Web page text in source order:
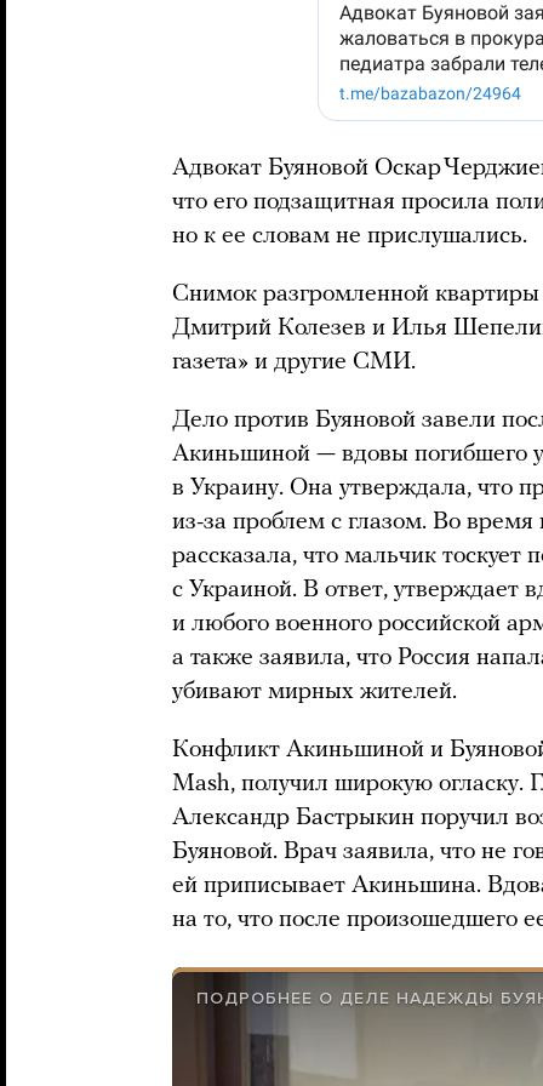
Адвокат Буяновой Оскар
что его подзащитная просила
но к ее словам не прислушались.
Снимок разгромленной
Дмитрий Колезев и Илья
газета» и другие СМИ.
Дело против Буяновой завели
Акиньшиной — вдовы погибшего
в Украину. Она утверждала, что
из-за проблем с глазом. Во
рассказала, что мальчик тоскует
с Украиной. В ответ, утверждает
и любого военного российской
а также заявила, что Россия
убивают мирных жителей.
Конфликт Акиньшиной и
Mash, получил широкую огласку.
Александр Бастрыкин поручил
Буяновой. Врач заявила, что не
ей приписывает Акиньшина.
на то, что после произошедшего
ПОДРОБНЕЕ О ДЕЛЕ НАДЕЖДЫ